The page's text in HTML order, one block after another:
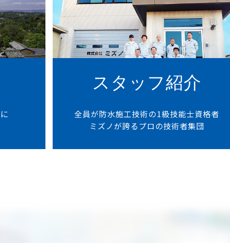
スタッフ紹介
全員が防水施工技術の1級技能士資格者
ミズノが誇るプロの技術者集団